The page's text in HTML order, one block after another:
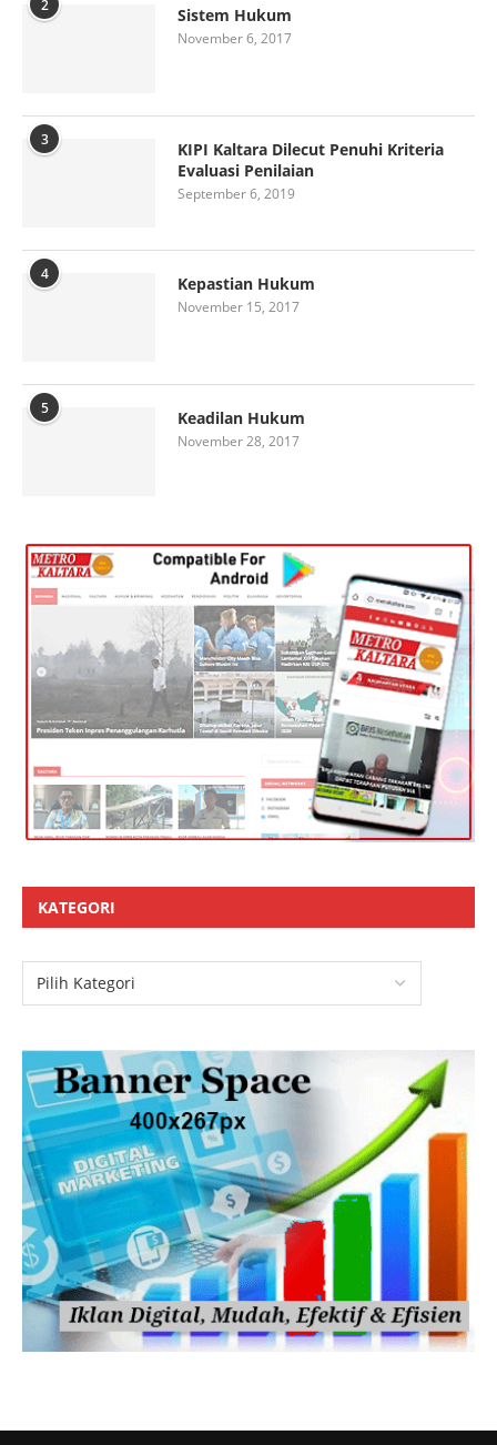
2 Sistem Hukum
November 6, 2017
3
KIPI Kaltara Dilecut Penuhi Kriteria
Evaluasi Penilaian
September 6, 2019
4 Kepastian Hukum
November 15, 2017
5 Keadilan Hukum
November 28, 2017
KATEGORI